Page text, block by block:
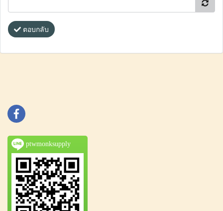
ตอบกลับ
ptwmonksupply